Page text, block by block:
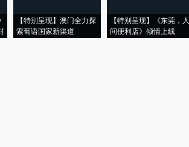
【特别呈现】澳门全力探
索葡语国家新渠道
【特别呈现】《东莞，人
间便利店》倾情上线